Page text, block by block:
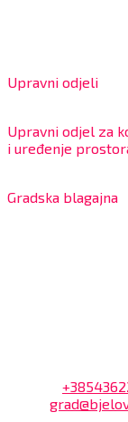
Upravni odjeli
Upravni odjel za
i uređenje
Gradska blagajna